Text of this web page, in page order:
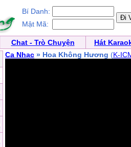
Bí Danh:
Mật Mã:
Chat - Trò Chuyện
Hát
Ca Nhạc » Hoa Không Hương (K-